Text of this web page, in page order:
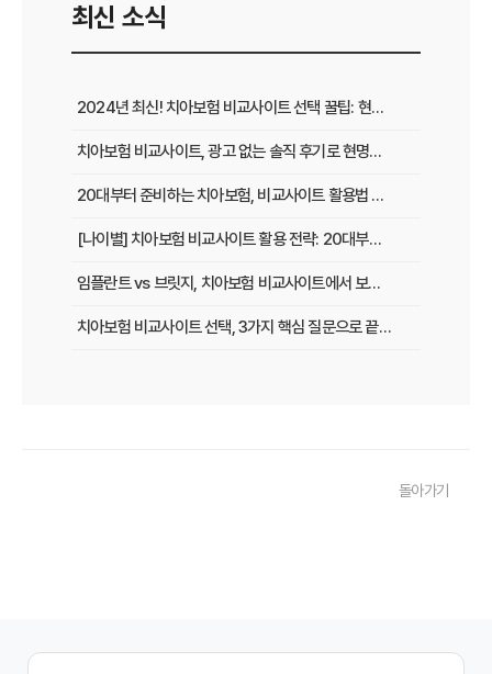
최신 소식
2024년 최신! 치아보험 비교사이트 선택 꿀팁: 현명한 가입 전략 완벽 분석
치아보험 비교사이트, 광고 없는 솔직 후기로 현명하게 선택하는 법
20대부터 준비하는 치아보험, 비교사이트 활용법 A to Z
[나이별] 치아보험 비교사이트 활용 전략: 20대부터 60대까지 맞춤 가이드
임플란트 vs 브릿지, 치아보험 비교사이트에서 보장 범위 꼼꼼하게 확인하는 꿀팁
치아보험 비교사이트 선택, 3가지 핵심 질문으로 끝내기
돌아가기